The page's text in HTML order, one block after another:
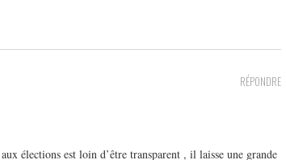
RÉPONDRE
élections est loin d’être transparent , il laisse une grande